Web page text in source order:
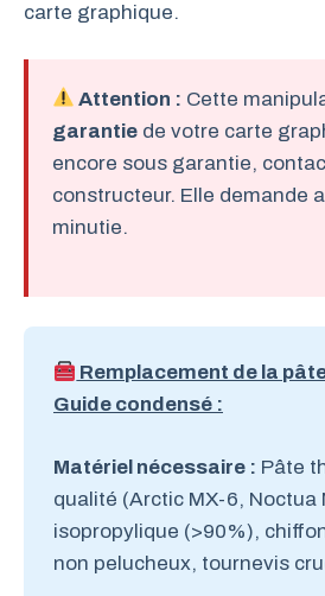
carte graphique.
Attention : Cette
garantie de votre carte
encore sous garantie,
constructeur. Elle demande
minutie.
Remplacement de la
Guide condensé :
Matériel nécessaire : Pâte
qualité (Arctic MX-6, Noctua
isopropylique (>90%),
non pelucheux, tournevis